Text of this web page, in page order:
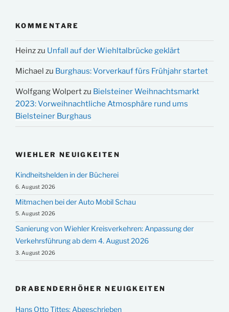
KOMMENTARE
Heinzzu Unfall auf der Wiehltalbrücke geklärt
Michael zu Burghaus: Vorverkauf fürs Frühjahr startet
Wolfgang Wolpertzu Bielsteiner Weihnachtsmarkt
2023: Vorweihnachtliche Atmosphäre rund ums
Bielsteiner Burghaus
WIEHLER NEUIGKEITEN
Kindheitshelden in der Bücherei
6. August 2026
Mitmachen bei der Auto Mobil Schau
5. August 2026
Sanierung von Wiehler Kreisverkehren: Anpassung der
Verkehrsführung ab dem 4. August 2026
3. August 2026
DRABENDERHÖHER NEUIGKEITEN
Hans Otto Tittes: Abgeschrieben